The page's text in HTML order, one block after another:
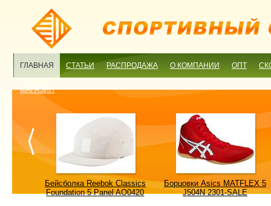
ГЛАВНАЯ СТАТЬИ РАСПРОДАЖА О КОМПАНИИ ОПТ
МАГАЗИН
Бейсболка Reebok Classics
Foundation 5 Panel AO0420
Борцовки Asics MATFLEX 5
J504N 2301-SALE